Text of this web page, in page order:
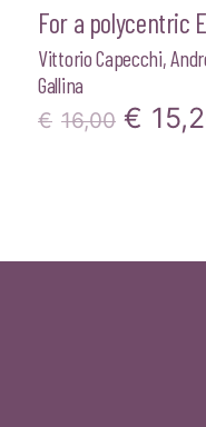
For a polycentric
Vittorio Capecchi,
Gallina
€ 16,00 Il
€